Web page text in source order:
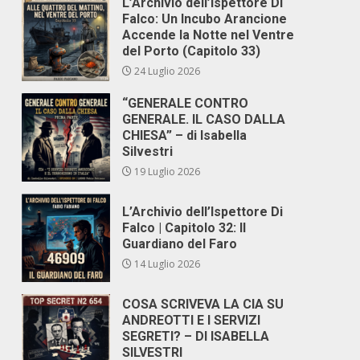
Falco: Un Incubo Arancione
Accende la Notte nel Ventre
del Porto (Capitolo 33)
24 Luglio 2026
“GENERALE CONTRO
GENERALE. IL CASO DALLA
CHIESA” – di Isabella
Silvestri
19 Luglio 2026
L’Archivio dell’Ispettore Di
Falco | Capitolo 32: Il
Guardiano del Faro
14 Luglio 2026
COSA SCRIVEVA LA CIA SU
ANDREOTTI E I SERVIZI
SEGRETI? – DI ISABELLA
SILVESTRI